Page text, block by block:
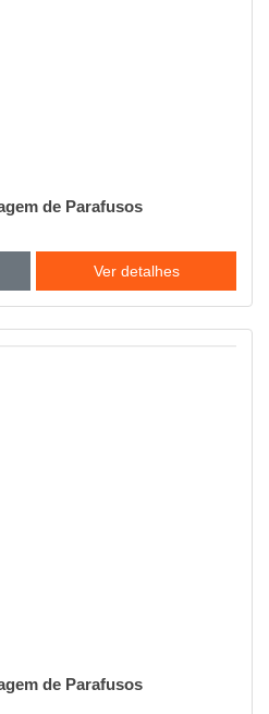
de Parafusos
Ver detalhes
de Parafusos